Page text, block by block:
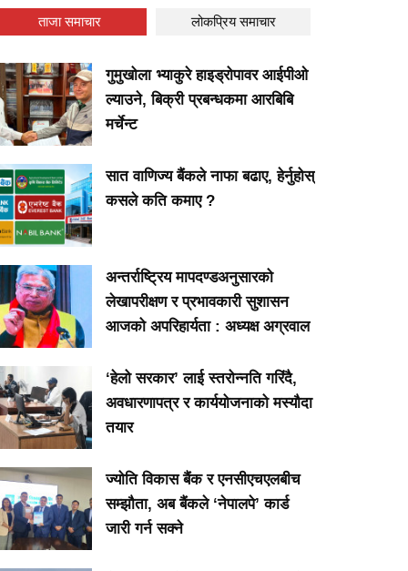
ताजा समाचार लोकप्रिय समाचार
गुमुखोला भ्याकुरे हाइड्रोपावर आईपीओ
ल्याउने, बिक्री प्रबन्धकमा आरबिबि
मर्चेन्ट
सात वाणिज्य बैंकले नाफा बढाए, हेर्नुहोस्
कसले कति कमाए ?
अन्तर्राष्ट्रिय मापदण्डअनुसारको
लेखापरीक्षण र प्रभावकारी सुशासन
आजको अपरिहार्यता : अध्यक्ष अग्रवाल
‘हेलो सरकार’ लाई स्तरोन्नति गरिंदै,
अवधारणापत्र र कार्ययोजनाको मस्यौदा
तयार
ज्योति विकास बैंक र एनसीएचएलबीच
सम्झौता, अब बैंकले ‘नेपालपे’ कार्ड
जारी गर्न सक्ने